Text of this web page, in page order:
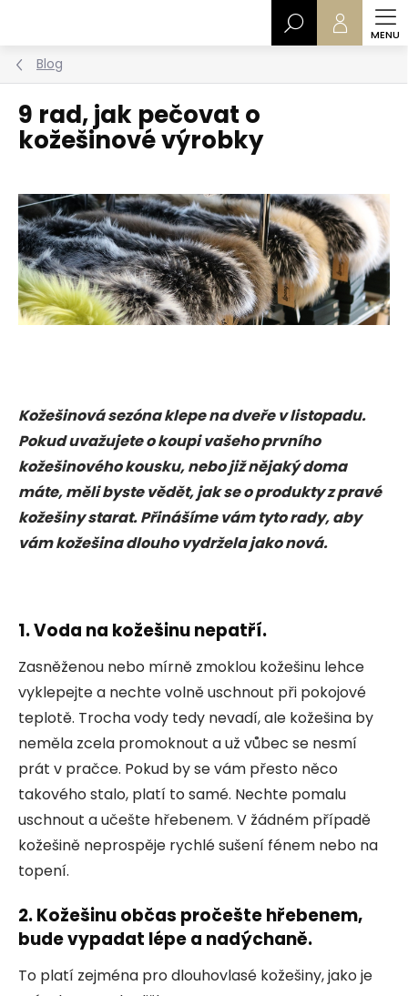
Hledat
Blog
9 rad, jak pečovat o
kožešinové výrobky
Kožešinová sezóna klepe na dveře v listopadu.
Pokud uvažujete o koupi vašeho prvního
kožešinového kousku, nebo již nějaký doma
máte, měli byste vědět, jak se o produkty z pravé
kožešiny starat. Přinášíme vám tyto rady, aby
vám kožešina dlouho vydržela jako nová.
1. Voda na kožešinu nepatří.
Zasněženou nebo mírně zmoklou kožešinu lehce
vyklepejte a nechte volně uschnout při pokojové
teplotě. Trocha vody tedy nevadí, ale kožešina by
neměla zcela promoknout a už vůbec se nesmí
prát v pračce. Pokud by se vám přesto něco
takového stalo, platí to samé. Nechte pomalu
uschnout a učešte hřebenem. V žádném případě
kožešině neprospěje rychlé sušení fénem nebo na
topení.
2. Kožešinu občas pročešte hřebenem,
bude vypadat lépe a nadýchaně.
To platí zejména pro dlouhovlasé kožešiny, jako je